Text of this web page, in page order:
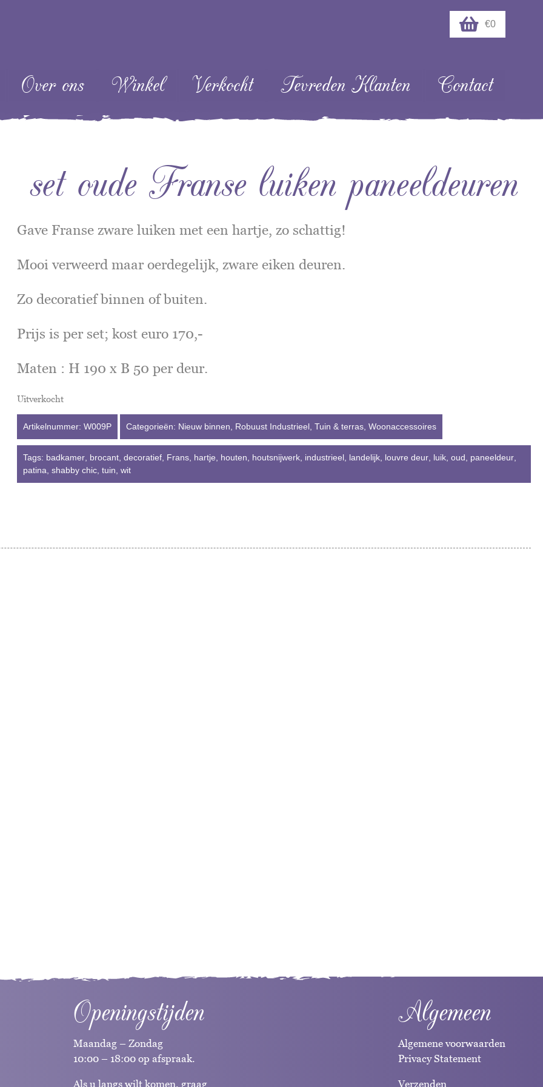
€0
Over ons Winkel Verkocht Tevreden Klanten Contact
set oude Franse luiken paneeldeuren
Gave Franse zware luiken met een hartje, zo schattig!
Mooi verweerd maar oerdegelijk, zware eiken deuren.
Zo decoratief binnen of buiten.
Prijs is per set; kost euro 170,-
Maten : H 190 x B 50 per deur.
Uitverkocht
Artikelnummer:W009P Categorieën: Nieuw binnen, Robuust Industrieel,Tuin & terras,Woonaccessoires
Tags: badkamer, brocant,decoratief, Frans, hartje, houten, houtsnijwerk, industrieel, landelijk, louvre deur, luik,oud, paneeldeur,
patina,shabby chic,tuin,wit
Openingstijden
Maandag – Zondag
10:00 – 18:00 op afspraak.
Als u langs wilt komen, graag
Algemeen
Algemene voorwaarden
Privacy Statement
Verzenden